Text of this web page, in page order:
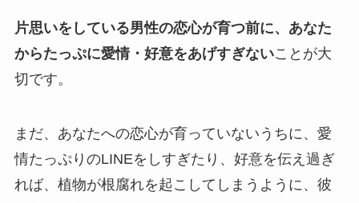
片思いをしている男性の恋心が育つ前に、あなた
からたっぷに愛情・好意をあげすぎないことが大
切です。
まだ、あなたへの恋心が育っていないうちに、愛
情たっぷりのLINEをしすぎたり、好意を伝え過ぎ
れば、植物が根腐れを起こしてしまうように、彼